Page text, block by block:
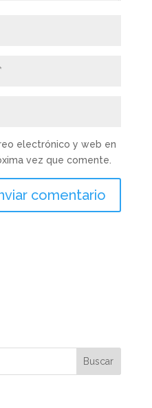
electrónico y web en
vez que comente.
comentario